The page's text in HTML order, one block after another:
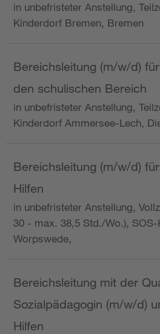
in unbefristeter Anstellung,
Kinderdorf Bremen, Bremen
Bereichsleitung (m/w/d)
den schulischen Bereich
in unbefristeter Anstellung,
Kinderdorf Ammersee-Lech,
Bereichsleitung (m/w/d)
Hilfen
in unbefristeter Anstellung,
30 - max. 38,5 Std./Wo.),
Worpswede,
Bereichsleitung mit der
Sozialpädagogin (m/w/d)
Hilfen